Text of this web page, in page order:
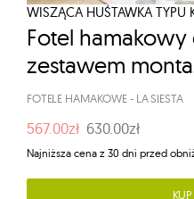
WISZĄCA HUŚTAWKA TYPU
Fotel hamakowy
zestawem
FOTELE HAMAKOWE- LA SIESTA
567.00zł 630.00zł
Najniższa cena z 30 dni przed